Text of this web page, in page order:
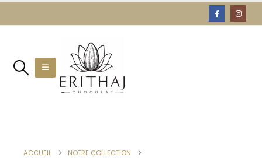
ACCUEIL
NOTRE COLLECTION